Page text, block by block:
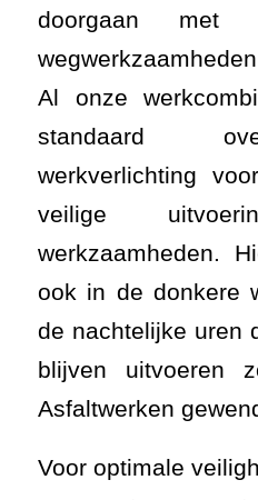
doorgaan met
Al onze
standaard
werkverlichting
veilige
werkzaamheden.
ook in de donkere
de nachtelijke uren
blijven uitvoeren
Asfaltwerken
Voor optimale